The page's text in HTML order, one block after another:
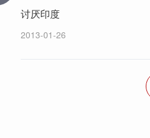
讨厌印度
2013-01-26